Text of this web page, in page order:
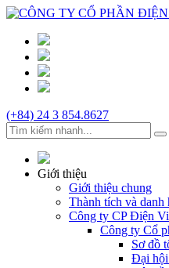
(+84) 24 3 854.8627
Giới thiệu
Giới thiệu chung
Thành tích và danh
Công ty CP Điện
Công ty Cổ
Sơ đồ
Đại hội